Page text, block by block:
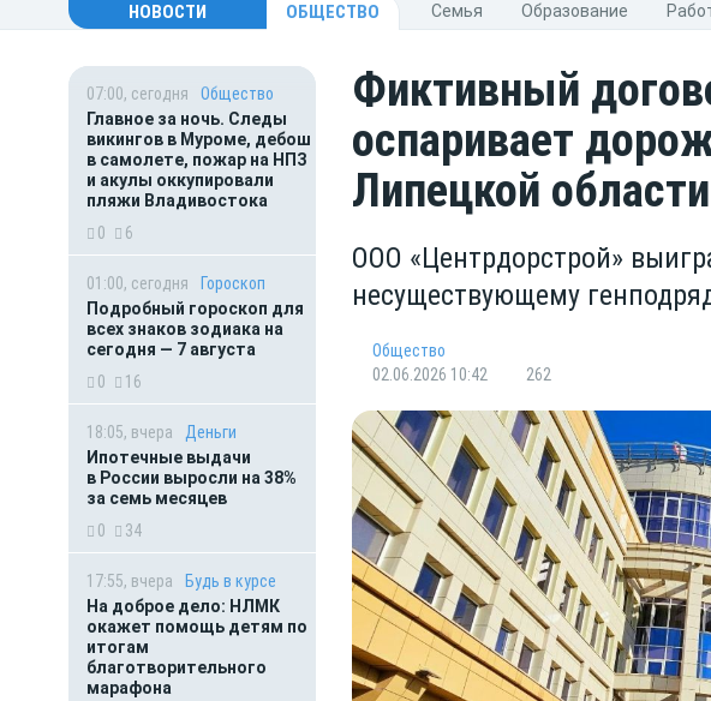
НОВОСТИ ОБЩЕСТВО Cемья Oбразование
07:00, сегодня
Общество
Главное за ночь. Следы
викингов в Муроме, дебош
в самолете, пожар на НПЗ
и акулы оккупировали
пляжи Владивостока
0
6
01:00, сегодня
Гороскоп
Подробный гороскоп для
всех знаков зодиака на
сегодня — 7 августа
0
16
18:05, вчера
Деньги
Ипотечные выдачи
в России выросли на 38%
за семь месяцев
0
34
17:55, вчера
Будь в курсе
На доброе дело: НЛМК
окажет помощь детям по
итогам
благотворительного
марафона
Фиктивный
оспаривает
Липецкой области
ООО «Центрдорстрой»
несуществующему
Общество
02.06.2026 10:42
262